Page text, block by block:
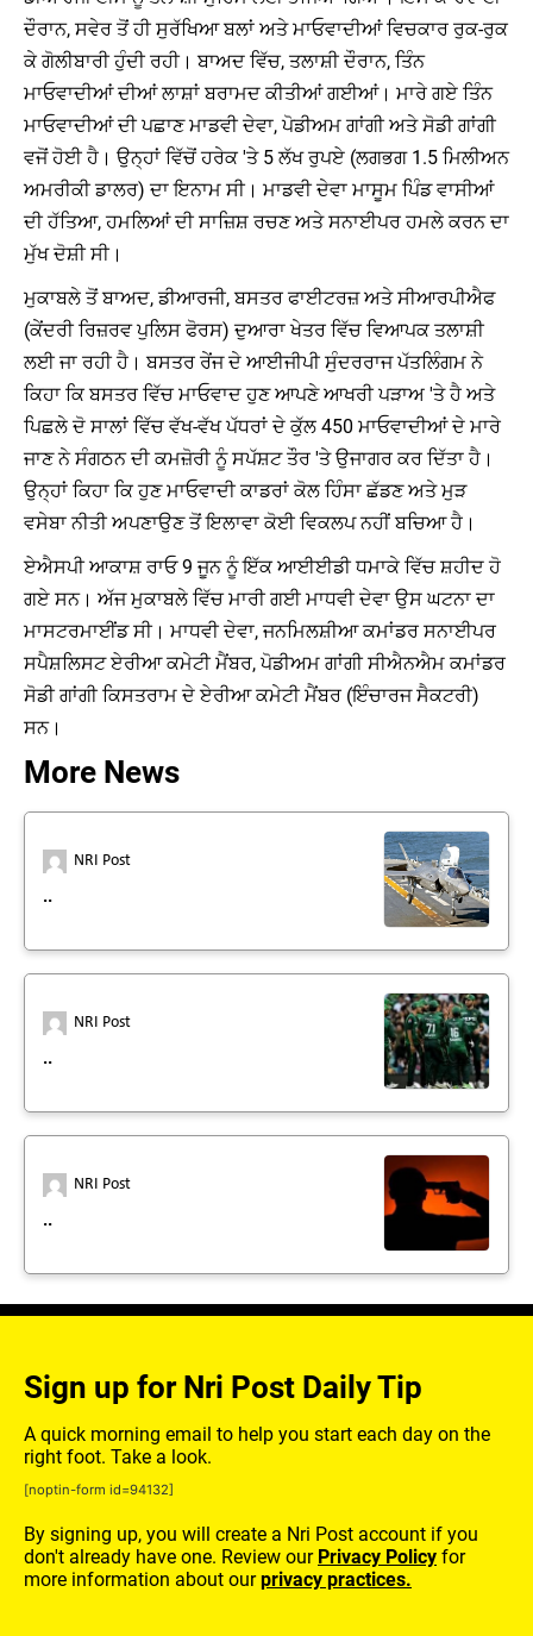
ਦੌਰਾਨ, ਸਵੇਰ ਤੋਂ ਹੀ ਸੁਰੱਖਿਆ ਬਲਾਂ ਅਤੇ ਮਾਓਵਾਦੀਆਂ ਵਿਚਕਾਰ ਰੁਕ-ਰੁਕ
ਕੇ ਗੋਲੀਬਾਰੀ ਹੁੰਦੀ ਰਹੀ। ਬਾਅਦ ਵਿੱਚ, ਤਲਾਸ਼ੀ ਦੌਰਾਨ, ਤਿੰਨ
ਮਾਓਵਾਦੀਆਂ ਦੀਆਂ ਲਾਸ਼ਾਂ ਬਰਾਮਦ ਕੀਤੀਆਂ ਗਈਆਂ। ਮਾਰੇ ਗਏ ਤਿੰਨ
ਮਾਓਵਾਦੀਆਂ ਦੀ ਪਛਾਣ ਮਾਡਵੀ ਦੇਵਾ, ਪੋਡੀਅਮ ਗਾਂਗੀ ਅਤੇ ਸੋਡੀ ਗਾਂਗੀ
ਵਜੋਂ ਹੋਈ ਹੈ। ਉਨ੍ਹਾਂ ਵਿੱਚੋਂ ਹਰੇਕ 'ਤੇ 5 ਲੱਖ ਰੁਪਏ (ਲਗਭਗ 1.5 ਮਿਲੀਅਨ
ਅਮਰੀਕੀ ਡਾਲਰ) ਦਾ ਇਨਾਮ ਸੀ। ਮਾਡਵੀ ਦੇਵਾ ਮਾਸੂਮ ਪਿੰਡ ਵਾਸੀਆਂ
ਦੀ ਹੱਤਿਆ, ਹਮਲਿਆਂ ਦੀ ਸਾਜ਼ਿਸ਼ ਰਚਣ ਅਤੇ ਸਨਾਈਪਰ ਹਮਲੇ ਕਰਨ ਦਾ
ਮੁੱਖ ਦੋਸ਼ੀ ਸੀ।
ਮੁਕਾਬਲੇ ਤੋਂ ਬਾਅਦ, ਡੀਆਰਜੀ, ਬਸਤਰ ਫਾਈਟਰਜ਼ ਅਤੇ ਸੀਆਰਪੀਐਫ
(ਕੇਂਦਰੀ ਰਿਜ਼ਰਵ ਪੁਲਿਸ ਫੋਰਸ) ਦੁਆਰਾ ਖੇਤਰ ਵਿੱਚ ਵਿਆਪਕ ਤਲਾਸ਼ੀ
ਲਈ ਜਾ ਰਹੀ ਹੈ। ਬਸਤਰ ਰੇਂਜ ਦੇ ਆਈਜੀਪੀ ਸੁੰਦਰਰਾਜ ਪੱਤਲਿੰਗਮ ਨੇ
ਕਿਹਾ ਕਿ ਬਸਤਰ ਵਿੱਚ ਮਾਓਵਾਦ ਹੁਣ ਆਪਣੇ ਆਖਰੀ ਪੜਾਅ 'ਤੇ ਹੈ ਅਤੇ
ਪਿਛਲੇ ਦੋ ਸਾਲਾਂ ਵਿੱਚ ਵੱਖ-ਵੱਖ ਪੱਧਰਾਂ ਦੇ ਕੁੱਲ 450 ਮਾਓਵਾਦੀਆਂ ਦੇ ਮਾਰੇ
ਜਾਣ ਨੇ ਸੰਗਠਨ ਦੀ ਕਮਜ਼ੋਰੀ ਨੂੰ ਸਪੱਸ਼ਟ ਤੌਰ 'ਤੇ ਉਜਾਗਰ ਕਰ ਦਿੱਤਾ ਹੈ।
ਉਨ੍ਹਾਂ ਕਿਹਾ ਕਿ ਹੁਣ ਮਾਓਵਾਦੀ ਕਾਡਰਾਂ ਕੋਲ ਹਿੰਸਾ ਛੱਡਣ ਅਤੇ ਮੁੜ
ਵਸੇਬਾ ਨੀਤੀ ਅਪਣਾਉਣ ਤੋਂ ਇਲਾਵਾ ਕੋਈ ਵਿਕਲਪ ਨਹੀਂ ਬਚਿਆ ਹੈ।
ਏਐਸਪੀ ਆਕਾਸ਼ ਰਾਓ 9 ਜੂਨ ਨੂੰ ਇੱਕ ਆਈਈਡੀ ਧਮਾਕੇ ਵਿੱਚ ਸ਼ਹੀਦ ਹੋ
ਗਏ ਸਨ। ਅੱਜ ਮੁਕਾਬਲੇ ਵਿੱਚ ਮਾਰੀ ਗਈ ਮਾਧਵੀ ਦੇਵਾ ਉਸ ਘਟਨਾ ਦਾ
ਮਾਸਟਰਮਾਈਂਡ ਸੀ। ਮਾਧਵੀ ਦੇਵਾ, ਜਨਮਿਲਸ਼ੀਆ ਕਮਾਂਡਰ ਸਨਾਈਪਰ
ਸਪੈਸ਼ਲਿਸਟ ਏਰੀਆ ਕਮੇਟੀ ਮੈਂਬਰ, ਪੋਡੀਅਮ ਗਾਂਗੀ ਸੀਐਨਐਮ ਕਮਾਂਡਰ
ਸੋਡੀ ਗਾਂਗੀ ਕਿਸਤਰਾਮ ਦੇ ਏਰੀਆ ਕਮੇਟੀ ਮੈਂਬਰ (ਇੰਚਾਰਜ ਸੈਕਟਰੀ)
ਸਨ।
More News
NRI Post
..
NRI Post
..
NRI Post
..
Sign up for Nri Post Daily Tip
A quick morning email to help you start each day on the
right foot. Take a look.
[noptin-form id=94132]
By signing up, you will create a Nri Post account if you
don't already have one. Review our Privacy Policy for
more information about ourprivacy practices.